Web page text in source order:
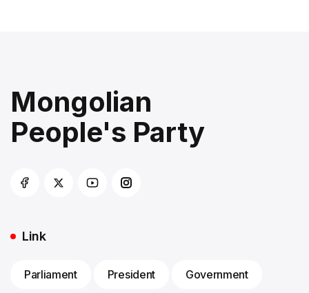
Mongolian
People's Party
Link
Parliament President Government